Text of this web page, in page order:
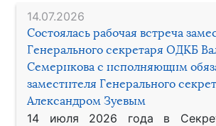
14.07.2026
Состоялась рабочая встреча
Генерального секретаря ОДКБ
Семерикова с исполняющим
заместителя Генерального
Александром Зуевым
14 июля 2026 года в